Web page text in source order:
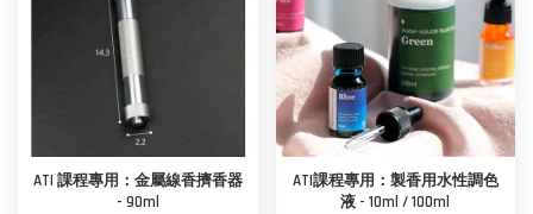
ATI 課程專用：金屬線香擠香器
- 90ml
ATI課程專用：製香用水性調色
液 - 10ml / 100ml